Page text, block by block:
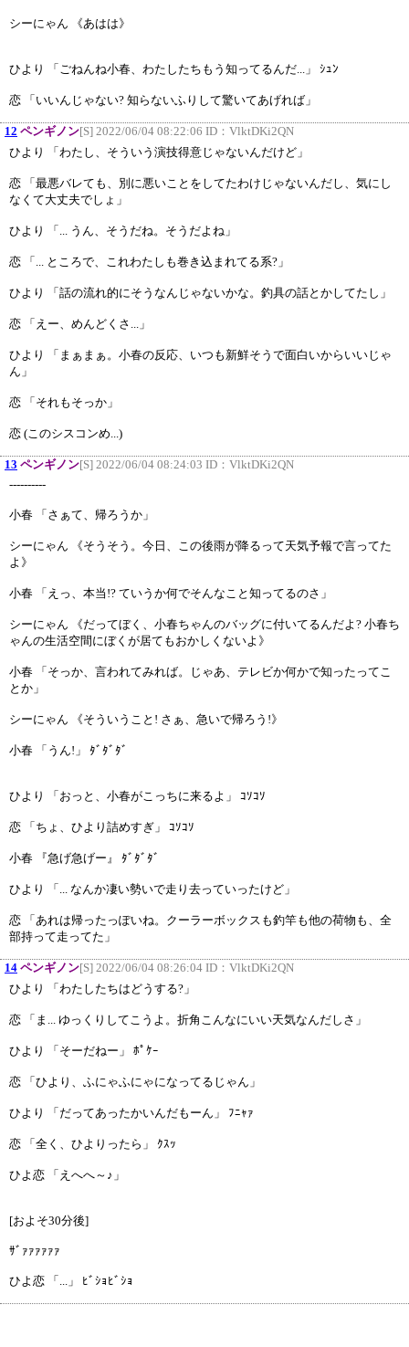
シーにゃん 《あはは》
ひより 「ごねんね小春、わたしたちもう知ってるんだ...」 ｼｭﾝ
恋 「いいんじゃない? 知らないふりして驚いてあげれば」
12 ペンギノン[S] 2022/06/04 08:22:06 ID： VlktDKi2QN
ひより 「わたし、そういう演技得意じゃないんだけど」
恋 「最悪バレても、別に悪いことをしてたわけじゃないんだし、気にし
なくて大丈夫でしょ」
ひより 「... うん、そうだね。そうだよね」
恋 「... ところで、これわたしも巻き込まれてる系?」
ひより 「話の流れ的にそうなんじゃないかな。釣具の話とかしてたし」
恋 「えー、めんどくさ...」
ひより 「まぁまぁ。小春の反応、いつも新鮮そうで面白いからいいじゃ
ん」
恋 「それもそっか」
恋 (このシスコンめ...)
13 ペンギノン[S] 2022/06/04 08:24:03 ID： VlktDKi2QN
----------
小春 「さぁて、帰ろうか」
シーにゃん 《そうそう。今日、この後雨が降るって天気予報で言ってた
よ》
小春 「えっ、本当!? ていうか何でそんなこと知ってるのさ」
シーにゃん 《だってぼく、小春ちゃんのバッグに付いてるんだよ? 小春ち
ゃんの生活空間にぼくが居てもおかしくないよ》
小春 「そっか、言われてみれば。じゃあ、テレビか何かで知ったってこ
とか」
シーにゃん 《そういうこと! さぁ、急いで帰ろう!》
小春 「うん!」 ﾀﾞﾀﾞﾀﾞ
ひより 「おっと、小春がこっちに来るよ」 ｺｿｺｿ
恋 「ちょ、ひより詰めすぎ」 ｺｿｺｿ
小春 『急げ急げー』 ﾀﾞﾀﾞﾀﾞ
ひより 「... なんか凄い勢いで走り去っていったけど」
恋 「あれは帰ったっぽいね。クーラーボックスも釣竿も他の荷物も、全
部持って走ってた」
14 ペンギノン[S] 2022/06/04 08:26:04 ID： VlktDKi2QN
ひより 「わたしたちはどうする?」
恋 「ま... ゆっくりしてこうよ。折角こんなにいい天気なんだしさ」
ひより 「そーだねー」 ﾎﾟｹｰ
恋 「ひより、ふにゃふにゃになってるじゃん」
ひより 「だってあったかいんだもーん」 ﾌﾆｬｧ
恋 「全く、ひよりったら」 ｸｽｯ
ひよ恋 「えへへ～♪」
[およそ30分後]
ｻﾞｧｧｧｧｧｧ
ひよ恋 「...」 ﾋﾞｼｮﾋﾞｼｮ